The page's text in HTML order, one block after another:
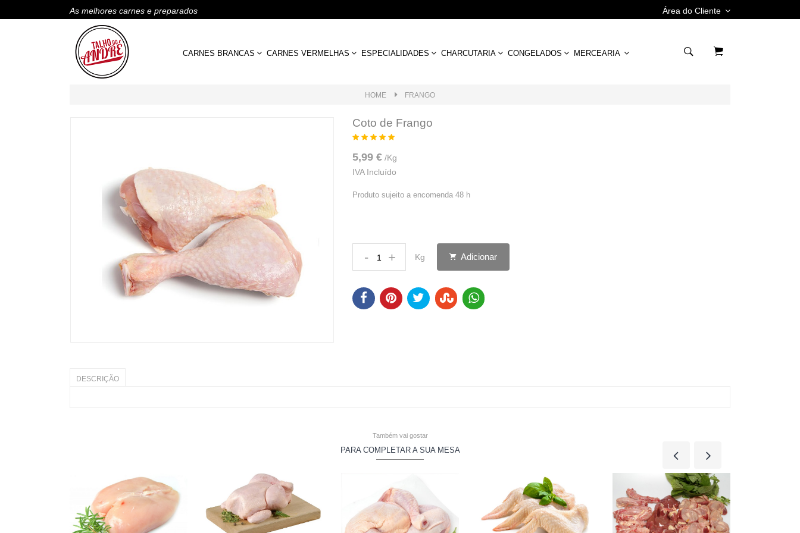
As melhores carnes e preparados Área do Cliente
CARNES BRANCAS CARNES VERMELHAS ESPECIALIDADES CHARCUTARIA CONGELADOS MERCEARIA
HOME FRANGO
Coto de Frango
5,99 € /Kg
IVA Incluído
Produto sujeito a encomenda 48 h
- + Kg Adicionar
DESCRIÇÃO
Também vai gostar
PARA COMPLETAR A SUA MESA